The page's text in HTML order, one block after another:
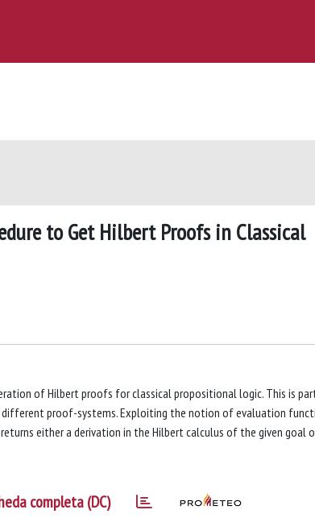
to Get Hilbert Proofs in Classical
of Hilbert proofs for classical propositional logic. This is
proof-systems. Exploiting the notion of evaluation
either a derivation in the Hilbert calculus of the given goal
completa (DC)